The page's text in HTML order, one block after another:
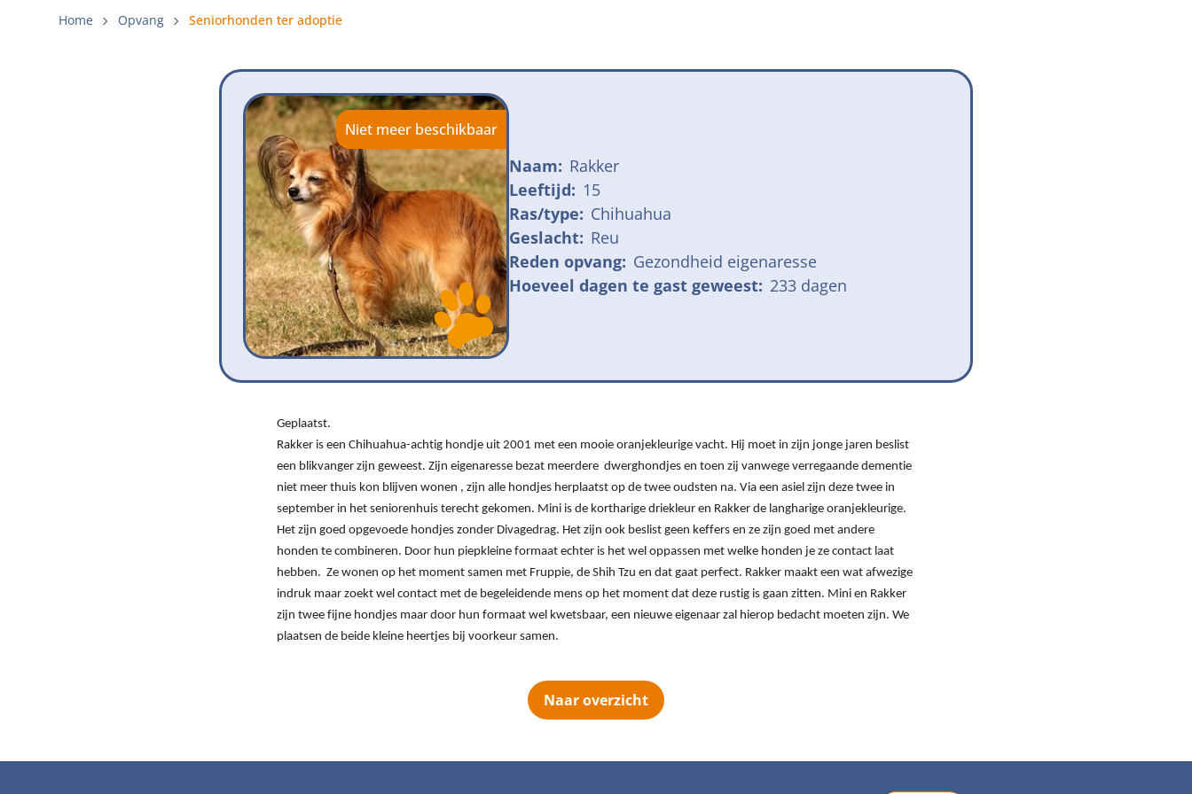
Gemeentelijk meldpunt bijtincidenten
Bescherming tegen grasaren
Home Opvang Seniorhonden ter adoptie
Niet meer beschikbaar
Naam: Rakker
Leeftijd: 15
Ras/type: Chihuahua
Geslacht: Reu
Reden opvang: Gezondheid eigenaresse
Hoeveel dagen te gast geweest: 233 dagen
Geplaatst.
Rakker is een Chihuahua-achtig hondje uit 2001 met een mooie oranjekleurige vacht. Hij moet in zijn jonge jaren beslist
een blikvanger zijn geweest. Zijn eigenaresse bezat meerdere dwerghondjes en toen zij vanwege verregaande dementie
niet meer thuis kon blijven wonen , zijn alle hondjes herplaatst op de twee oudsten na. Via een asiel zijn deze twee in
september in het seniorenhuis terecht gekomen. Mini is de kortharige driekleur en Rakker de langharige oranjekleurige.
Het zijn goed opgevoede hondjes zonder Divagedrag. Het zijn ook beslist geen keffers en ze zijn goed met andere
honden te combineren. Door hun piepkleine formaat echter is het wel oppassen met welke honden je ze contact laat
hebben. Ze wonen op het moment samen met Fruppie, de Shih Tzu en dat gaat perfect. Rakker maakt een wat afwezige
indruk maar zoekt wel contact met de begeleidende mens op het moment dat deze rustig is gaan zitten. Mini en Rakker
zijn twee fijne hondjes maar door hun formaat wel kwetsbaar, een nieuwe eigenaar zal hierop bedacht moeten zijn. We
plaatsen de beide kleine heertjes bij voorkeur samen.
Naar overzicht